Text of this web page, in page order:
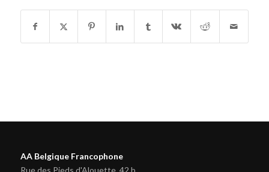
AA Belgique Francophone
Rue des Pieds d'Alouette, 42 b